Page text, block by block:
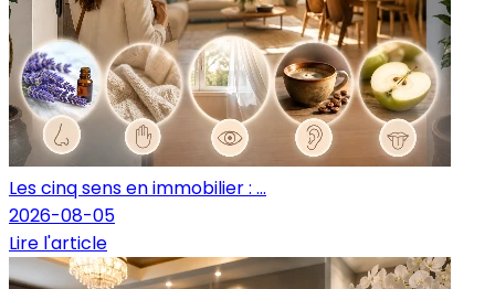
Les cinq sens en immobilier : ...
2026-08-05
Lire l'article